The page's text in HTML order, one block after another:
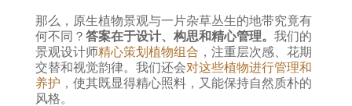
那么，原生植物景观与一片杂草丛生的地带究竟有
何不同？ 答案在于设计、构思和精心管理。 我们的
景观设计师精心策划植物组合 ，注重层次感、花期
交替和视觉韵律。我们还会对这些植物进行管理和
养护， 使其既显得精心照料，又能保持自然质朴的
风格。